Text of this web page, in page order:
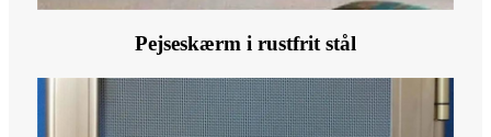
Pejseskærm i rustfrit stål